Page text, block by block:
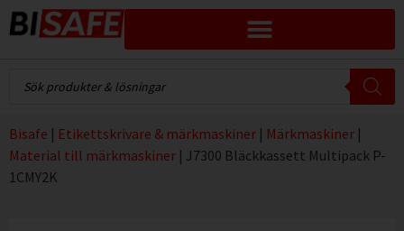
Bisafe | Etikettskrivare & märkmaskiner | Märkmaskiner |
Material till märkmaskiner | J7300 Bläckkassett Multipack P-
1CMY2K